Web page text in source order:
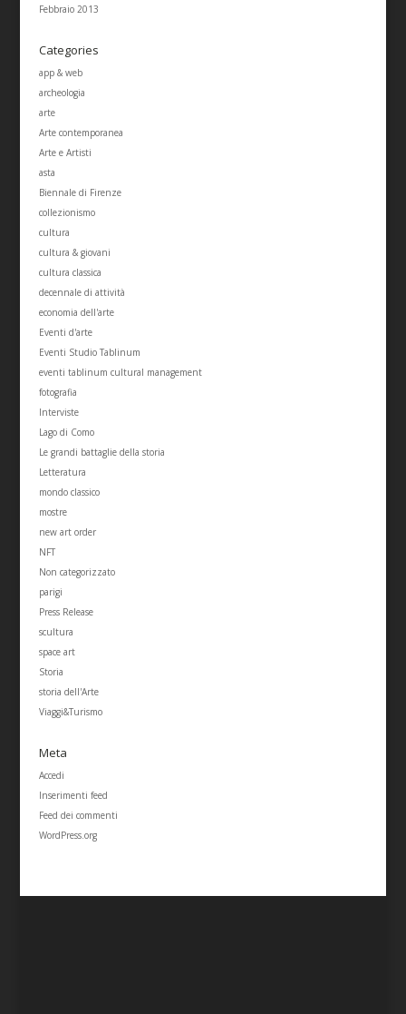
Febbraio 2013
Categories
app & web
archeologia
arte
Arte contemporanea
Arte e Artisti
asta
Biennale di Firenze
collezionismo
cultura
cultura & giovani
cultura classica
decennale di attività
economia dell'arte
Eventi d'arte
Eventi Studio Tablinum
eventi tablinum cultural management
fotografia
Interviste
Lago di Como
Le grandi battaglie della storia
Letteratura
mondo classico
mostre
new art order
NFT
Non categorizzato
parigi
Press Release
scultura
space art
Storia
storia dell'Arte
Viaggi&Turismo
Meta
Accedi
Inserimenti feed
Feed dei commenti
WordPress.org